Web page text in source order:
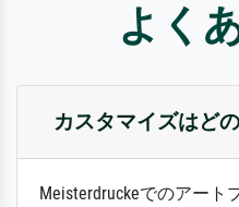
よく
カスタマイズはど
Meisterdruckeでのアー